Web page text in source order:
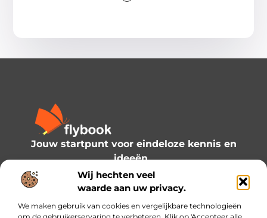
Wij hechten veel
waarde aan uw privacy.
We maken gebruik van cookies en vergelijkbare technologieën
Jouw startpunt voor eindeloze kennis en
ideeën.
Verken onze blogs en artikelen en laat je
inspireren door een wereld vol inzichten.
Bericht categorie